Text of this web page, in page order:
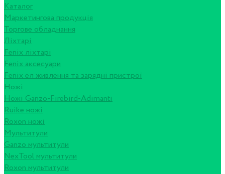
Каталог
Маркетингова продукція
Торгове обладнання
Ліхтарі
Fenix ліхтарі
Fenix аксесуари
Fenix ел живлення та зарядні пристрої
Ножі
Ножі Ganzo-Firebird-Adimanti
Ruike ножі
Roxon ножi
Мультитули
Ganzo мультитули
NexTool мультитули
Roxon мультитули